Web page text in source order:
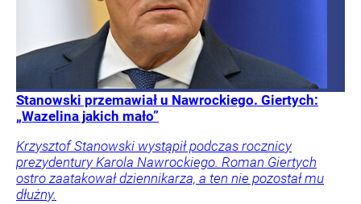
Stanowski przemawiał u Nawrockiego. Giertych:
„Wazelina jakich mało”
Krzysztof Stanowski wystąpił podczas rocznicy
prezydentury Karola Nawrockiego. Roman Giertych
ostro zaatakował dziennikarza, a ten nie pozostał mu
dłużny.